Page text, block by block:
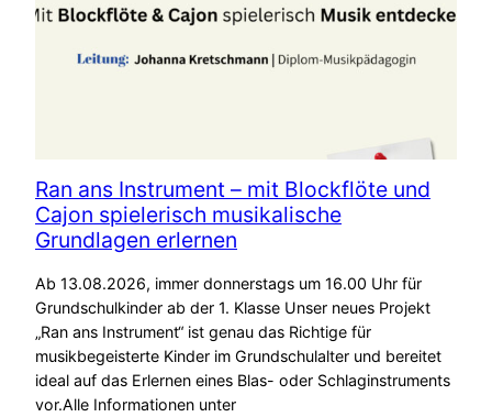
Ran ans Instrument – mit Blockflöte und
Cajon spielerisch musikalische
Grundlagen erlernen
Ab 13.08.2026, immer donnerstags um 16.00 Uhr für
Grundschulkinder ab der 1. Klasse Unser neues Projekt
„Ran ans Instrument“ ist genau das Richtige für
musikbegeisterte Kinder im Grundschulalter und bereitet
ideal auf das Erlernen eines Blas- oder Schlaginstruments
vor.Alle Informationen unter